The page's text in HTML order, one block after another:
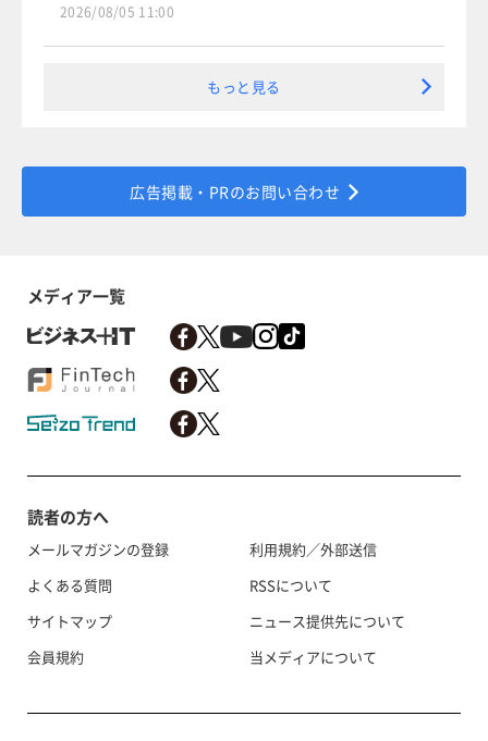
2026/08/05 11:00
もっと見る
広告掲載・PRのお問い合わせ
メディア一覧
読者の方へ
メールマガジンの登録
よくある質問
サイトマップ
会員規約
利用規約／外部送信
RSSについて
ニュース提供先について
当メディアについて